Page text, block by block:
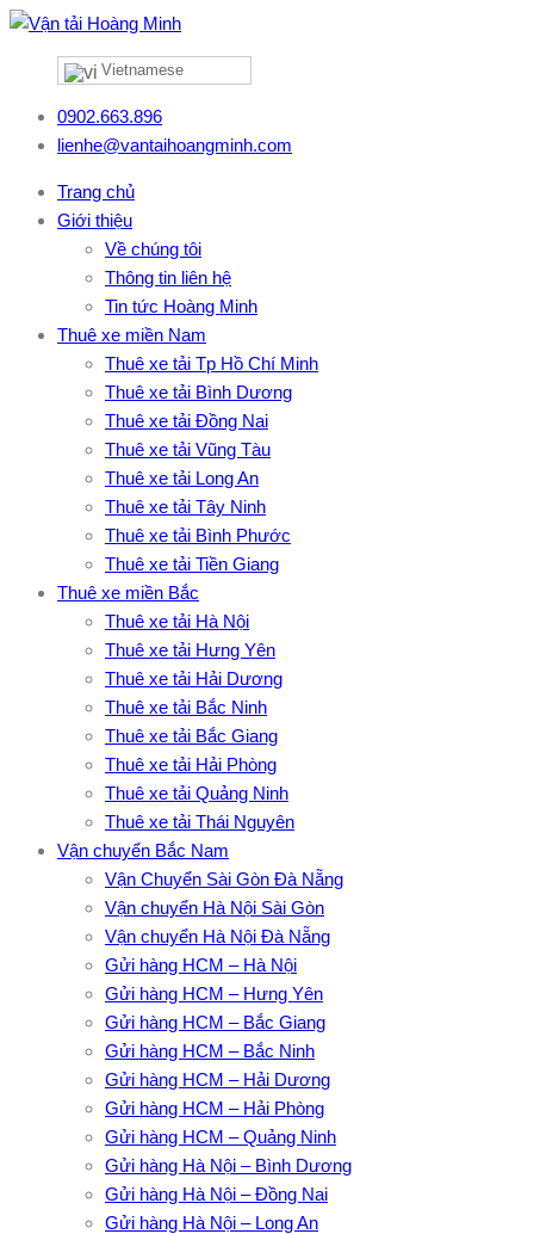
Vietnamese
0902.663.896
lienhe@vantaihoangminh.com
Trang chủ
Giới thiệu
Về chúng tôi
Thông tin liên hệ
Tin tức Hoàng Minh
Thuê xe miền Nam
Thuê xe tải Tp Hồ Chí Minh
Thuê xe tải Bình Dương
Thuê xe tải Đồng Nai
Thuê xe tải Vũng Tàu
Thuê xe tải Long An
Thuê xe tải Tây Ninh
Thuê xe tải Bình Phước
Thuê xe tải Tiền Giang
Thuê xe miền Bắc
Thuê xe tải Hà Nội
Thuê xe tải Hưng Yên
Thuê xe tải Hải Dương
Thuê xe tải Bắc Ninh
Thuê xe tải Bắc Giang
Thuê xe tải Hải Phòng
Thuê xe tải Quảng Ninh
Thuê xe tải Thái Nguyên
Vận chuyển Bắc Nam
Vận Chuyển Sài Gòn Đà Nẵng
Vận chuyển Hà Nội Sài Gòn
Vận chuyển Hà Nội Đà Nẵng
Gửi hàng HCM – Hà Nội
Gửi hàng HCM – Hưng Yên
Gửi hàng HCM – Bắc Giang
Gửi hàng HCM – Bắc Ninh
Gửi hàng HCM – Hải Dương
Gửi hàng HCM – Hải Phòng
Gửi hàng HCM – Quảng Ninh
Gửi hàng Hà Nội – Bình Dương
Gửi hàng Hà Nội – Đồng Nai
Gửi hàng Hà Nội – Long An